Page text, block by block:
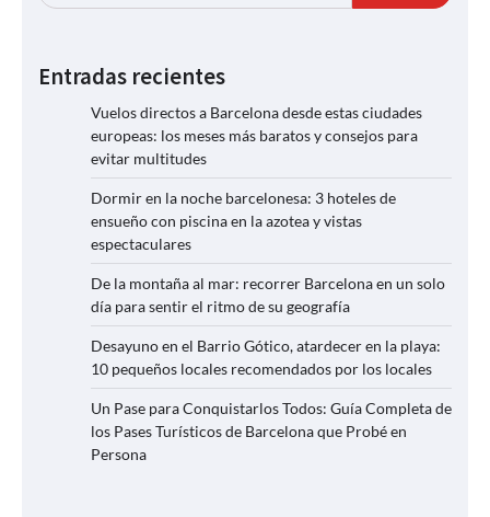
Entradas recientes
Vuelos directos a Barcelona desde estas ciudades
europeas: los meses más baratos y consejos para
evitar multitudes
Dormir en la noche barcelonesa: 3 hoteles de
ensueño con piscina en la azotea y vistas
espectaculares
De la montaña al mar: recorrer Barcelona en un solo
día para sentir el ritmo de su geografía
Desayuno en el Barrio Gótico, atardecer en la playa:
10 pequeños locales recomendados por los locales
Un Pase para Conquistarlos Todos: Guía Completa de
los Pases Turísticos de Barcelona que Probé en
Persona